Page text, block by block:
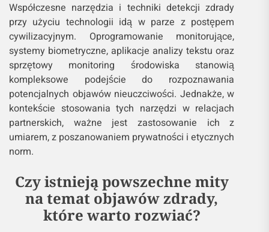
Współczesne narzędzia i techniki detekcji zdrady
przy użyciu technologii idą w parze z postępem
cywilizacyjnym. Oprogramowanie monitorujące,
systemy biometryczne, aplikacje analizy tekstu oraz
sprzętowy monitoring środowiska stanowią
kompleksowe podejście do rozpoznawania
potencjalnych objawów nieuczciwości. Jednakże, w
kontekście stosowania tych narzędzi w relacjach
partnerskich, ważne jest zastosowanie ich z
umiarem, z poszanowaniem prywatności i etycznych
norm.
Czy istnieją powszechne mity
na temat objawów zdrady,
które warto rozwiać?